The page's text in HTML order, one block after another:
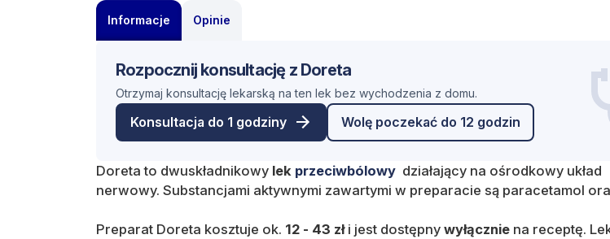
Informacje Opinie
Rozpocznij konsultację z Doreta
Otrzymaj konsultację lekarską na ten lek bez wychodzenia z domu.
Konsultacja do 1 godziny Wolę poczekać do 12 godzin
Doreta to dwuskładnikowy lek przeciwbólowy działający na ośrodkowy układ
nerwowy. Substancjami aktywnymi zawartymi w preparacie są paracetamol
Preparat Doreta kosztuje ok. 12 - 43 złi jest dostępny wyłącznie na receptę.